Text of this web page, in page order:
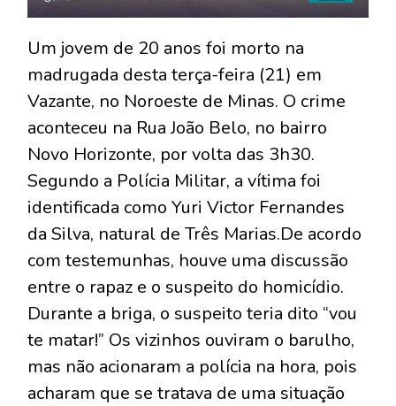
Um jovem de 20 anos foi morto na
madrugada desta terça-feira (21) em
Vazante, no Noroeste de Minas. O crime
aconteceu na Rua João Belo, no bairro
Novo Horizonte, por volta das 3h30.
Segundo a Polícia Militar, a vítima foi
identificada como Yuri Victor Fernandes
da Silva, natural de Três Marias.De acordo
com testemunhas, houve uma discussão
entre o rapaz e o suspeito do homicídio.
Durante a briga, o suspeito teria dito “vou
te matar!” Os vizinhos ouviram o barulho,
mas não acionaram a polícia na hora, pois
acharam que se tratava de uma situação